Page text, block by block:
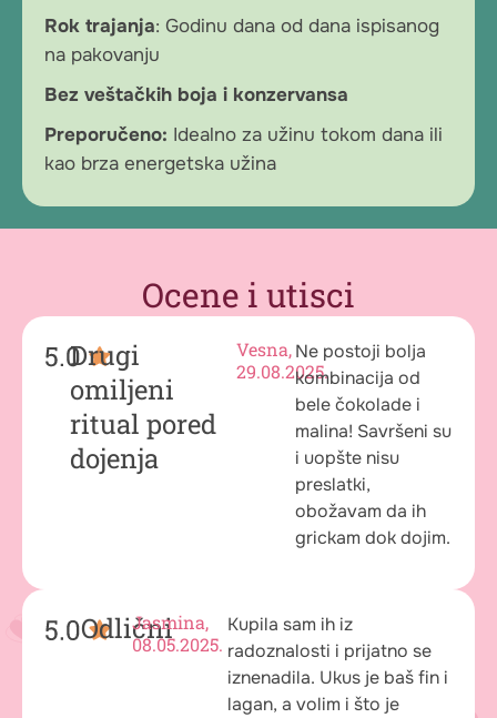
Rok trajanja: Godinu dana od dana ispisanog
na pakovanju
Bez veštačkih boja i konzervansa
Preporučeno: Idealno za užinu tokom dana ili
kao brza energetska užina
Ocene i utisci
Drugi
omiljeni
ritual pored
dojenja
Vesna,
29.08.2025.
Ne postoji bolja
kombinacija od
bele čokolade i
malina! Savršeni su
i uopšte nisu
preslatki,
obožavam da ih
grickam dok dojim.
Odlični
Jasmina,
08.05.2025.
Kupila sam ih iz
radoznalosti i prijatno se
iznenadila. Ukus je baš fin i
lagan, a volim i što je